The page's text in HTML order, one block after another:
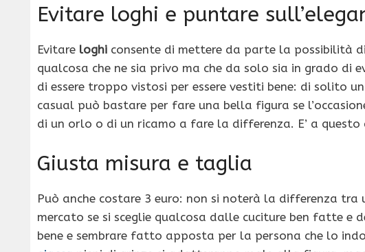
Evitare loghi e puntare
Evitare loghi consente di mettere da parte la possibilità
qualcosa che ne sia privo ma che da solo sia in grado di
di essere troppo vistosi per essere vestiti bene: di solito
casual può bastare per fare una bella figura se
di un orlo o di un ricamo a fare la differenza. E’ a
Giusta misura e taglia
Può anche costare 3 euro: non si noterà la differenza tra
mercato se si sceglie qualcosa dalle cuciture ben fatte e
bene e sembrare fatto apposta per la persona che lo